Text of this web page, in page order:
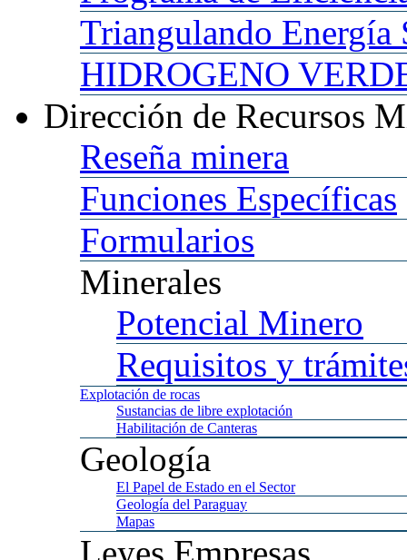
Triangulando Energía
HIDROGENO
Dirección de Recursos
Reseña minera
Funciones Específicas
Formularios
Minerales
Potencial Minero
Requisitos y
Explotación de rocas
Sustancias de libre explotación
Habilitación de Canteras
Geología
El Papel de Estado en el Sector
Geología del Paraguay
Mapas